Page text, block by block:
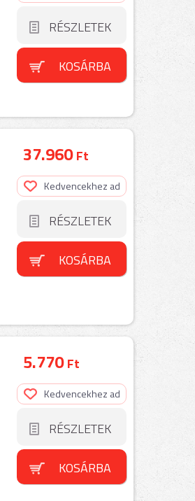
RÉSZLETEK
KOSÁRBA
37.960Ft
Kedvencekhez ad
RÉSZLETEK
KOSÁRBA
5.770Ft
Kedvencekhez ad
RÉSZLETEK
KOSÁRBA